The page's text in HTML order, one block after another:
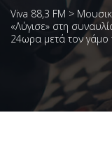
Viva 88,3 FM >
«Λύγισε» στη
24ωρα μετά τον γάμο